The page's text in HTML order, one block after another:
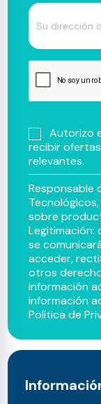
Autorizo
recibir
relevantes.
Responsable
sobre
Legitimación:
se
acceder,
otros
información
información
Política de